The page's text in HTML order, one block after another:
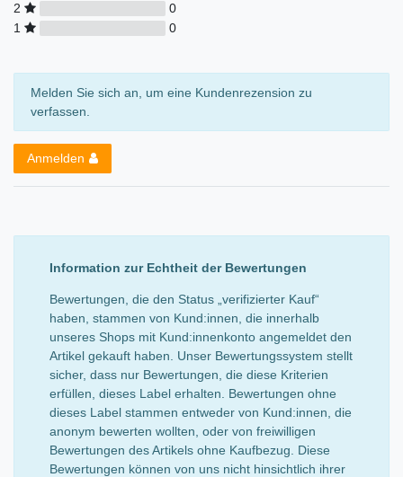
2
0
1
0
Melden Sie sich an, um eine Kundenrezension zu
verfassen.
Anmelden
Information zur Echtheit der Bewertungen
Bewertungen, die den Status „verifizierter Kauf“
haben, stammen von Kund:innen, die innerhalb
unseres Shops mit Kund:innenkonto angemeldet den
Artikel gekauft haben. Unser Bewertungssystem stellt
sicher, dass nur Bewertungen, die diese Kriterien
erfüllen, dieses Label erhalten. Bewertungen ohne
dieses Label stammen entweder von Kund:innen, die
anonym bewerten wollten, oder von freiwilligen
Bewertungen des Artikels ohne Kaufbezug. Diese
Bewertungen können von uns nicht hinsichtlich ihrer